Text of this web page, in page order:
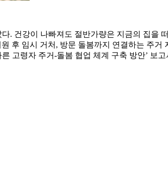
. 건강이 나빠져도 절반가량은 지금의 집을
후 임시 거처, 방문 돌봄까지 연결하는 주거
고령자 주거-돌봄 협업 체계 구축 방안’ 보고